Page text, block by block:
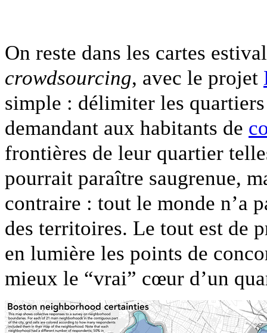
On reste dans les cartes
crowdsourcing, avec le projet
simple : délimiter les
demandant aux habitants de
frontières de leur quartier
pourrait paraître saugrenue,
contraire : tout le monde n’a
des territoires. Le tout est de
en lumière les points de
mieux le “vrai” cœur d’un